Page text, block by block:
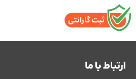
ارتباط با ما